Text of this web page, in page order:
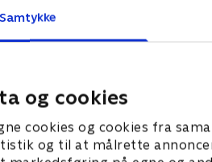
Samtykke
og cookies
cookies og cookies fra
og til at målrette
Da Sofi bliver fundet død på
hotelværelse, er det den nye
Alex, der efterforsker.